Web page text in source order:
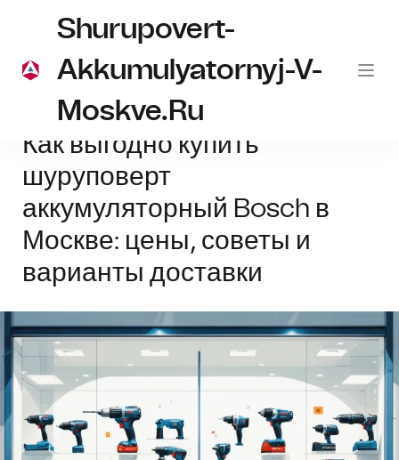
Shurupovert-
Akkumulyatornyj-V-
Moskve.ru
Главная шуруповерт Как выгодно купить шуруповерт
Как выгодно купить
шуруповерт
аккумуляторный Bosch в
Москве: цены, советы и
варианты доставки